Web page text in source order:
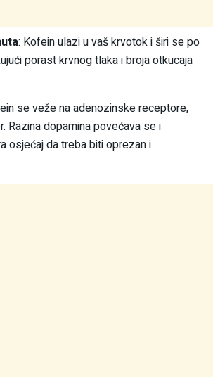
: Kofein ulazi u vaš krvotok i širi se po
porast krvnog tlaka i broja otkucaja
se veže na adenozinske receptore,
Razina dopamina povećava se i
osjećaj da treba biti oprezan i